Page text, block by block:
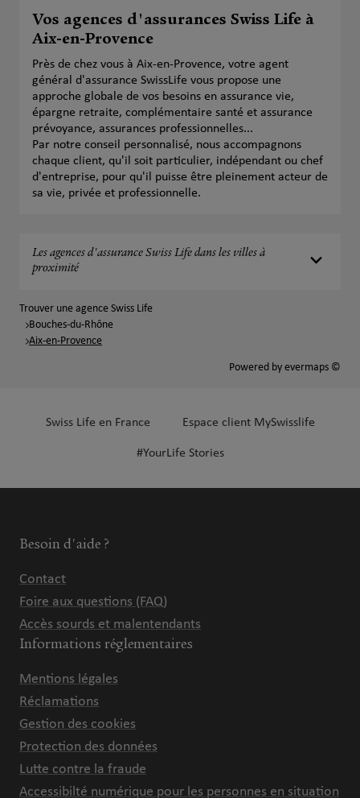
Vos agences d'assurances Swiss Life à
Aix-en-Provence
Près de chez vous à Aix-en-Provence, votre agent
général d'assurance SwissLife vous propose une
approche globale de vos besoins en assurance vie,
épargne retraite, complémentaire santé et assurance
prévoyance, assurances professionnelles...
Par notre conseil personnalisé, nous accompagnons
chaque client, qu'il soit particulier, indépendant ou chef
d'entreprise, pour qu'il puisse être pleinement acteur de
sa vie, privée et professionnelle.
Les agences d'assurance Swiss Life dans les villes à
proximité
Trouver une agence Swiss Life
Bouches-du-Rhône
Aix-en-Provence
Powered by evermaps ©
Swiss Life en France Espace client MySwisslife
#YourLife Stories
Besoin d'aide ?
Contact
Foire aux questions (FAQ)
Accès sourds et malentendants
Informations réglementaires
Mentions légales
Réclamations
Gestion des cookies
Protection des données
Lutte contre la fraude
Accessibilté numérique pour les personnes en situation